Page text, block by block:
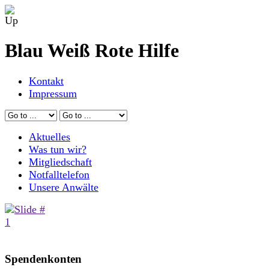
Blau Weiß Rote Hilfe
Kontakt
Impressum
Aktuelles
Was tun wir?
Mitgliedschaft
Notfalltelefon
Unsere Anwälte
Spendenkonten